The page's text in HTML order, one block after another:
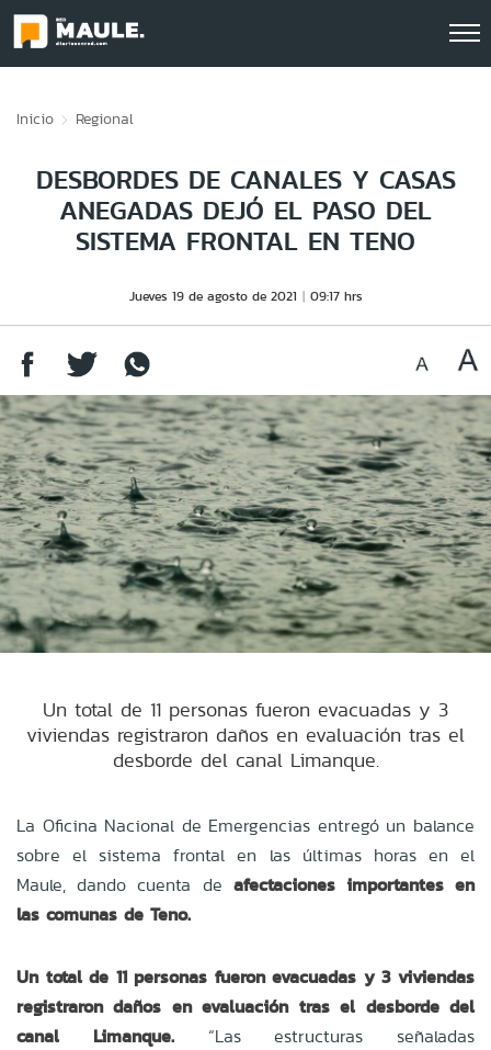
Inicio Regional
DESBORDES DE CANALES Y CASAS
ANEGADAS DEJÓ EL PASO DEL
SISTEMA FRONTAL EN TENO
Jueves 19 de agosto de 2021 09:17 hrs
Un total de 11 personas fueron evacuadas y 3
viviendas registraron daños en evaluación tras el
desborde del canal Limanque.
La Oficina Nacional de Emergencias entregó un balance
sobre el sistema frontal en las últimas horas en el
Maule, dando cuenta de afectaciones importantes en
las comunas de Teno.
Un total de 11 personas fueron evacuadas y 3 viviendas
registraron daños en evaluación tras el desborde del
canal Limanque.“Las estructuras señaladas